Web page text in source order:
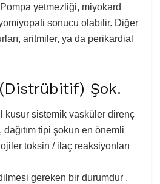
yetmezliği, miyokard
sonucu olabilir. Diğer
aritmiler, ya da perikardial
Şok.
kusur sistemik vasküler direnç
tipi şokun en önemli
toksin / ilaç reaksiyonları
gereken bir durumdur .